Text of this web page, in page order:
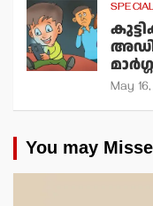
May
You may